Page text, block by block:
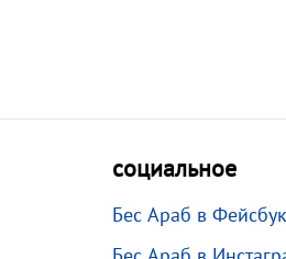
социальное
Бес Араб в Фейсбук